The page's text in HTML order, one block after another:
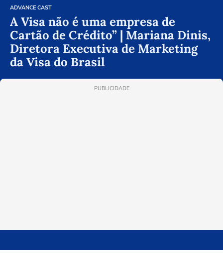
ADVANCE CAST
A Visa não é uma empresa de
Cartão de Crédito” | Mariana Dinis,
Diretora Executiva de Marketing
da Visa do Brasil
PUBLICIDADE